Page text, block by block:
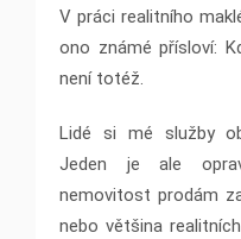
V práci realitního
ono známé přísloví:
není totéž.
Lidé si mé služby
Jeden je ale
nemovitost prodám
nebo většina